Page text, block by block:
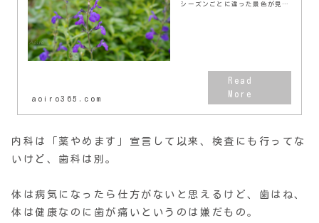
シーズンごとに違った景色が見ら
aoiro365.com
内科は「薬やめます」宣言して以来、検査にも行ってな
いけど、歯科は別。
体は病気になったら仕方がないと思えるけど、歯はね、
体は健康なのに歯が痛いというのは嫌だもの。